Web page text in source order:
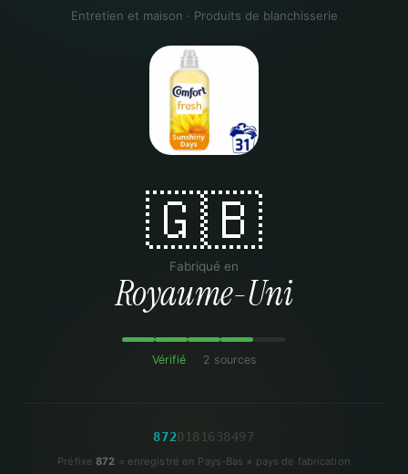
Entretien et maison · Produits de blanchisserie
🇬🇧
Fabriqué en
Royaume-Uni
Vérifié 2 sources
8720 1 8 1 6 38497
Préfixe872 = enregistré en Pays-Bas ≠ pays de fabrication